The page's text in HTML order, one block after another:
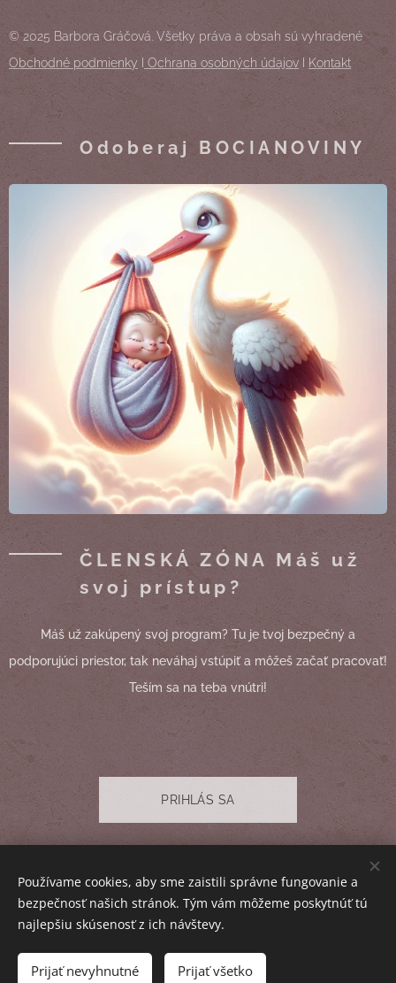
© 2025 Barbora Gráčová. Všetky práva a obsah sú vyhradené
Obchodné podmienky I Ochrana osobných údajov I Kontakt
Odoberaj BOCIANOVINY
ČLENSKÁ ZÓNA Máš už
svoj prístup?
Máš už zakúpený svoj program? Tu je tvoj bezpečný a
podporujúci priestor, tak neváhaj vstúpiť a môžeš začať pracovať!
Teším sa na teba vnútri!
PRIHLÁS SA
© 2025 Barbora Gráčová. Všetky práva a obsah sú vyhradené I
Obchodné podmienky IOchrana osobných údajovIKontakt
Cookies
Mena
Používame cookies, aby sme zaistili správne fungovanie a
bezpečnosť našich stránok. Tým vám môžeme poskytnúť tú
najlepšiu skúsenosť z ich návštevy.
Prijať nevyhnutné Prijať všetko